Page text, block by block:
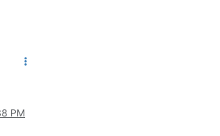
PM